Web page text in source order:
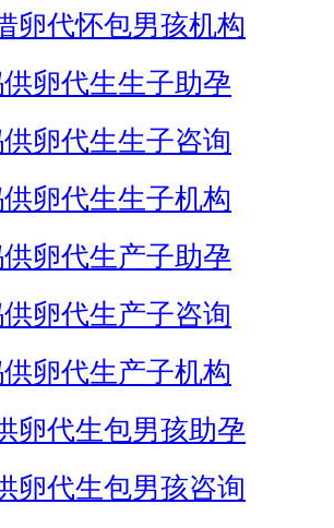
卵代怀包男孩机构
卵代生生子助孕
卵代生生子咨询
卵代生生子机构
卵代生产子助孕
卵代生产子咨询
卵代生产子机构
卵代生包男孩助孕
卵代生包男孩咨询